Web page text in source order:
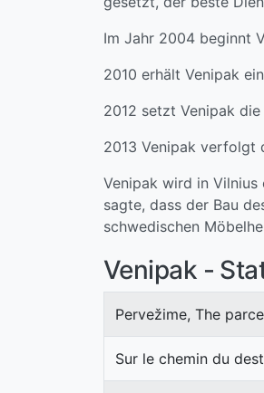
Im Jahr 2004 beginnt
2010 erhält Venipak
2012 setzt Venipak
2013 Venipak verfolgt
Venipak wird in Vilnius
sagte, dass der Bau
schwedischen
Venipak -
Pervežime, The
Sur le chemin du